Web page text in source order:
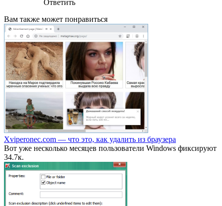
Ответить
Вам также может понравиться
Xviperonec.com — что это, как удалить из браузера
Вот уже несколько месяцев пользователи Windows фиксируют
34.7к.